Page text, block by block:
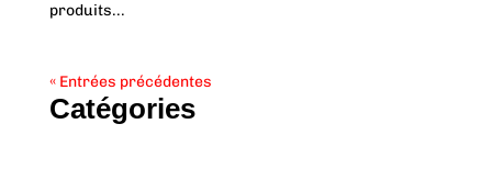
produits...
« Entrées précédentes
Catégories